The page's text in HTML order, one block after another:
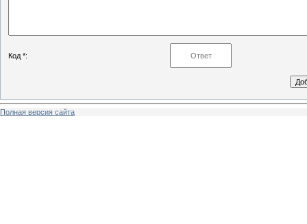
Код *:
Полная версия сайта